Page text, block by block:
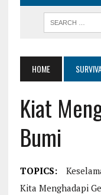
HOME
Kiat
Bumi
TOPICS:
Kita Menghadapi